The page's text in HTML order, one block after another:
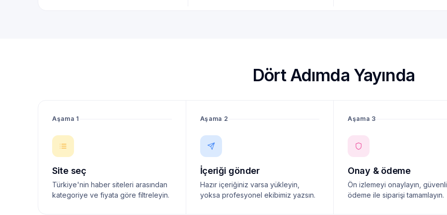
Dört Adımda Yayında
Aşama 1
Site seç
Türkiye'nin haber siteleri arasından
kategoriye ve fiyata göre filtreleyin.
Aşama 2
İçeriği gönder
Hazır içeriğiniz varsa yükleyin,
yoksa profesyonel ekibimiz yazsın.
Aşama 3
Onay & ödeme
Ön izlemeyi onaylayın, güvenli
ödeme ile siparişi tamamlayın.